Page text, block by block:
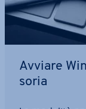
Avviare
so­ria